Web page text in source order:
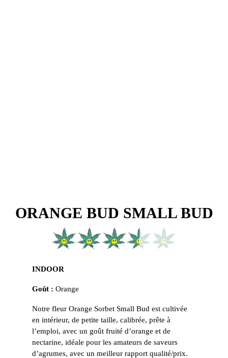
ORANGE BUD SMALL BUD
INDOOR
Goût : Orange
Notre fleur Orange Sorbet Small Bud est cultivée
en intérieur, de petite taille, calibrée, prête à
l’emploi, avec un goût fruité d’orange et de
nectarine, idéale pour les amateurs de saveurs
d’agrumes, avec un meilleur rapport qualité/prix.